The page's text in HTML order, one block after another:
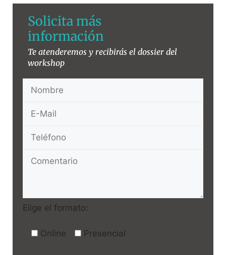
Solicita más
información
Te atenderemos y recibirás el dossier del
workshop
Elige el formato:
Online Presencial